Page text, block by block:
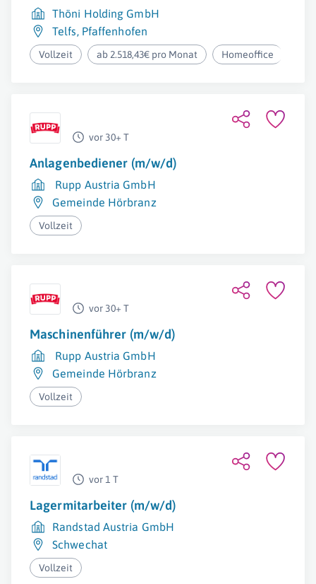
Thöni Holding GmbH
Telfs, Pfaffenhofen
Vollzeit ab 2.518,43€ pro Monat Homeoffice
vor 30+ T
Anlagenbediener (m/w/d)
Rupp Austria GmbH
Gemeinde Hörbranz
Vollzeit
vor 30+ T
Maschinenführer (m/w/d)
Rupp Austria GmbH
Gemeinde Hörbranz
Vollzeit
vor 1 T
Lagermitarbeiter (m/w/d)
Randstad Austria GmbH
Schwechat
Vollzeit